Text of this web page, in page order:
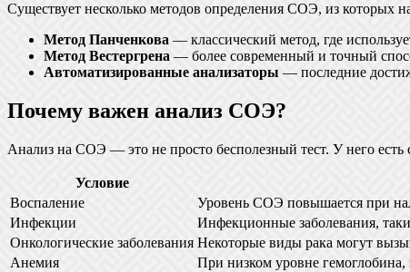
Существует несколько методов определения СОЭ, из которых
Метод Панченкова — классический метод, где
Метод Вестергрена — более современный и точный
Автоматизированные анализаторы — последние
Почему важен анализ СОЭ?
Анализ на СОЭ — это не просто бесполезный тест. У него
Условие
Воспаление
Уровень СОЭ повышается при
Инфекции
Инфекционные заболевания,
Онкологические заболевания Некоторые виды рака могут
Анемия
При низком уровне